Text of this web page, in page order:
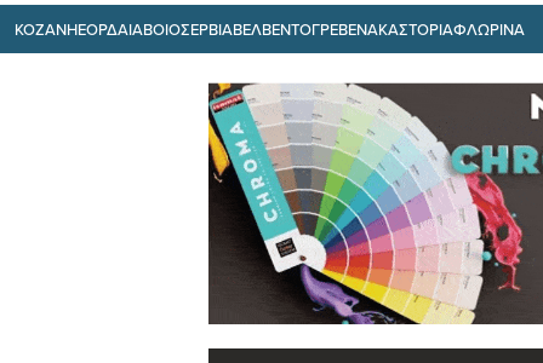
ΚΟΖΑΝΗΕΟΡΔΑΙΑΒΟΙΟΣΕΡΒΙΑΒΕΛΒΕΝΤΟΓΡΕΒΕΝΑΚΑΣΤΟΡΙΑΦΛΩΡΙΝΑ